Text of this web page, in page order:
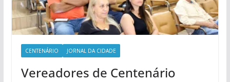
CENTENÁRIO JORNAL DA CIDADE
Vereadores de Centenário